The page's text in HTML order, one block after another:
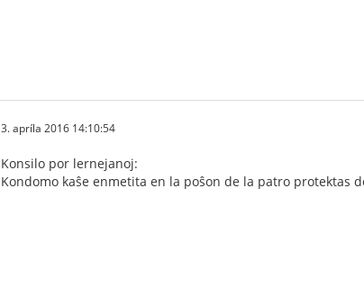
3. apríla 2016 14:10:54
Konsilo por lernejanoj:
Kondomo kaŝe enmetita en la poŝon de la patro protektas